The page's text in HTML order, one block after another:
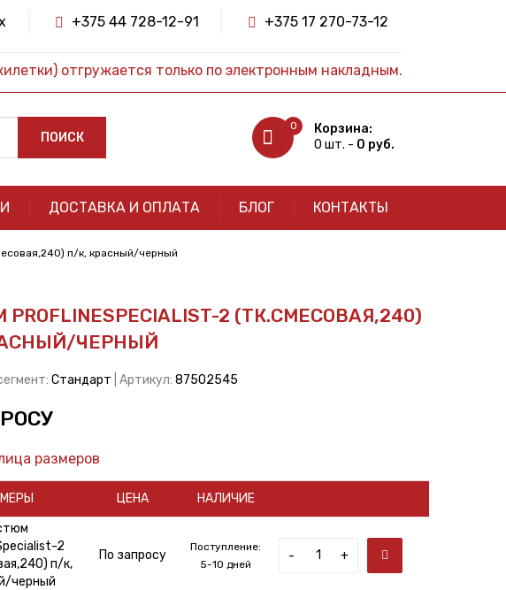
+375 44 728-12-91 +375 17 270-73-12
отгружается только по электронным накладным.
ПОИСК
0
Корзина:
0 шт. - 0 руб.
ДОСТАВКА И ОПЛАТА БЛОГ КОНТАКТЫ
п/к, красный/черный
2 (ТК.СМЕСОВАЯ,240)
ЧЕРНЫЙ
Стандарт | Артикул: 87502545
размеров
ЦЕНА
НАЛИЧИЕ
2
п/к,
черный
По запросу
Поступление:
5-10 дней
- +